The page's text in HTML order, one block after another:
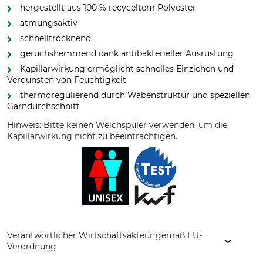
hergestellt aus 100 % recyceltem Polyester
atmungsaktiv
schnelltrocknend
geruchshemmend dank antibakterieller Ausrüstung
Kapillarwirkung ermöglicht schnelles Einziehen und
Verdunsten von Feuchtigkeit
thermoregulierend durch Wabenstruktur und speziellen
Garndurchschnitt
Hinweis: Bitte keinen Weichspüler verwenden, um die
Kapillarwirkung nicht zu beeinträchtigen.
Verantwortlicher Wirtschaftsakteur gemäß EU-
Verordnung